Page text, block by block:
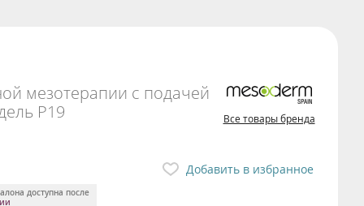
мезотерапии с подачей
P19
Все товары бренда
Добавить в избранное
доступна после